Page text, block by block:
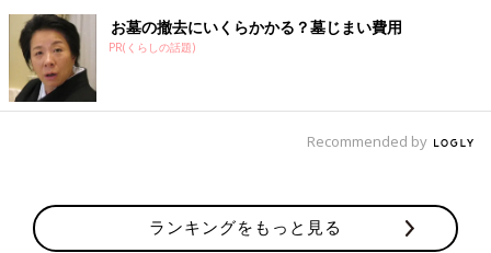
お墓の撤去にいくらかかる？墓じまい費用
PR(くらしの話題)
Recommended by
ランキングをもっと見る